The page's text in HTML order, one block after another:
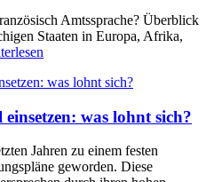
Amtssprache? Überblick
Staaten in Europa, Afrika,
was lohnt sich?
Jahren zu einem festen
geworden. Diese